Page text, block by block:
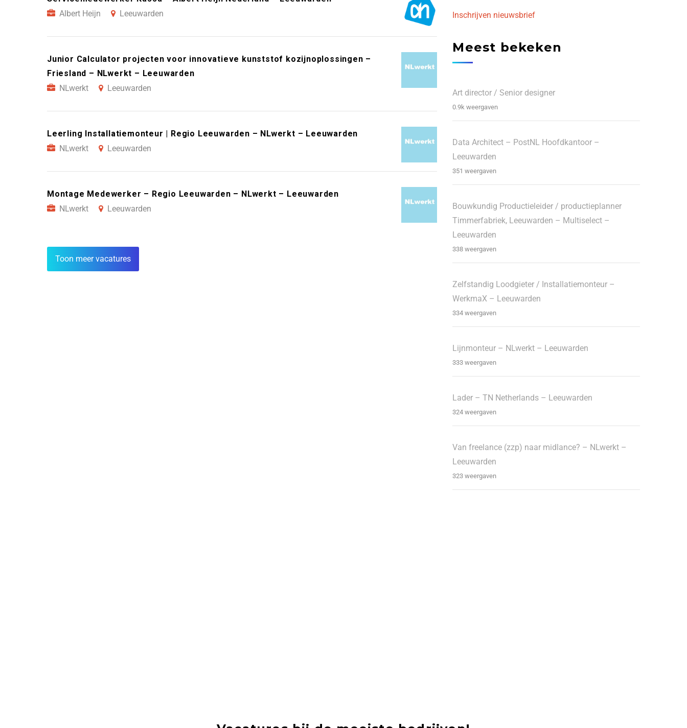
Albert Heijn
Leeuwarden
Junior Calculator projecten voor innovatieve kunststof kozijnoplossingen –
Friesland – NLwerkt – Leeuwarden
NLwerkt
Leeuwarden
Leerling Installatiemonteur | Regio Leeuwarden – NLwerkt – Leeuwarden
NLwerkt
Leeuwarden
Montage Medewerker – Regio Leeuwarden – NLwerkt – Leeuwarden
NLwerkt
Leeuwarden
Toon meer vacatures
Inschrijven nieuwsbrief
Meest bekeken
Art director / Senior designer
0.9k weergaven
Data Architect – PostNL Hoofdkantoor –
Leeuwarden
351 weergaven
Bouwkundig Productieleider / productieplanner
Timmerfabriek, Leeuwarden – Multiselect –
Leeuwarden
338 weergaven
Zelfstandig Loodgieter / Installatiemonteur –
WerkmaX – Leeuwarden
334 weergaven
Lijnmonteur – NLwerkt – Leeuwarden
333 weergaven
Lader – TN Netherlands – Leeuwarden
324 weergaven
Van freelance (zzp) naar midlance? – NLwerkt –
Leeuwarden
323 weergaven